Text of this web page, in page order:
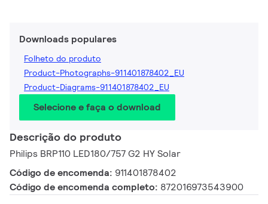
Downloads populares
Folheto do produto
Product-Photographs-911401878402_EU
Product-Diagrams-911401878402_EU
Selecione e faça o download
Descrição do produto
Philips BRP110 LED180/757 G2 HY Solar
Código de encomenda: 911401878402
Código de encomenda completo: 872016973543900